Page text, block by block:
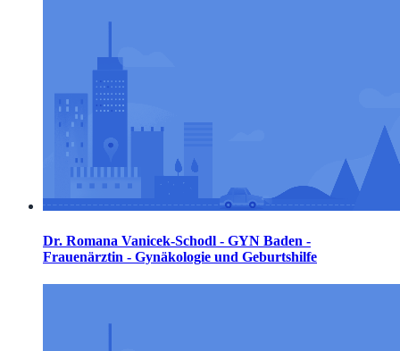
Dr. Romana Vanicek-Schodl - GYN Baden -
Frauenärztin - Gynäkologie und Geburtshilfe